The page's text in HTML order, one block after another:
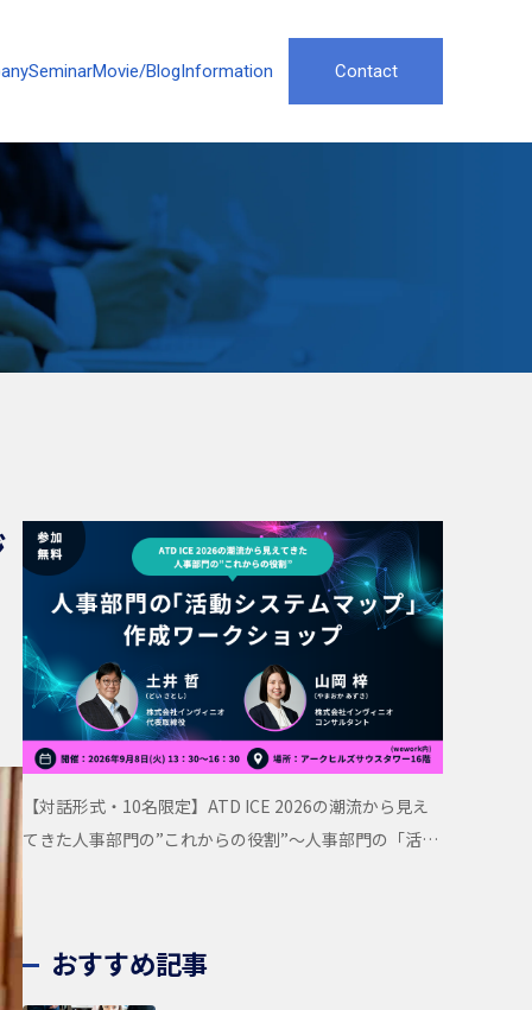
SeminarMovie/BlogInformation Contact
【対話形式・10名限定】ATD ICE 2026の潮流から見え
てきた人事部門の”これからの役割”〜人事部門の「活動
おすすめ記事